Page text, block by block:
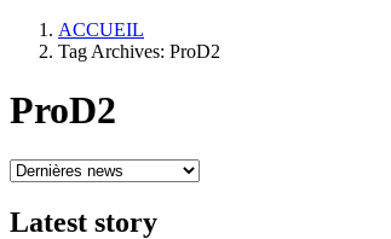
ACCUEIL
Tag Archives: ProD2
ProD2
Latest story